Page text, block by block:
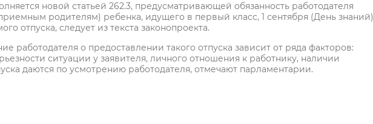
новой статьей 262.3, предусматривающей обязанность работодателя
родителям) ребенка, идущего в первый класс, 1 сентября (День знаний)
отпуска, следует из текста законопроекта.
работодателя о предоставлении такого отпуска зависит от ряда факторов:
ситуации у заявителя, личного отношения к работнику, наличии
даются по усмотрению работодателя, отмечают парламентарии.